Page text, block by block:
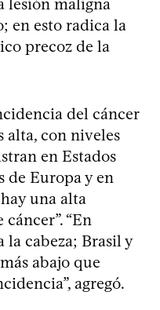
en esto radica la
precoz de la
del cáncer
alta, con niveles
en Estados
de Europa y en
una alta
“En
la cabeza; Brasil y
abajo que
agregó.